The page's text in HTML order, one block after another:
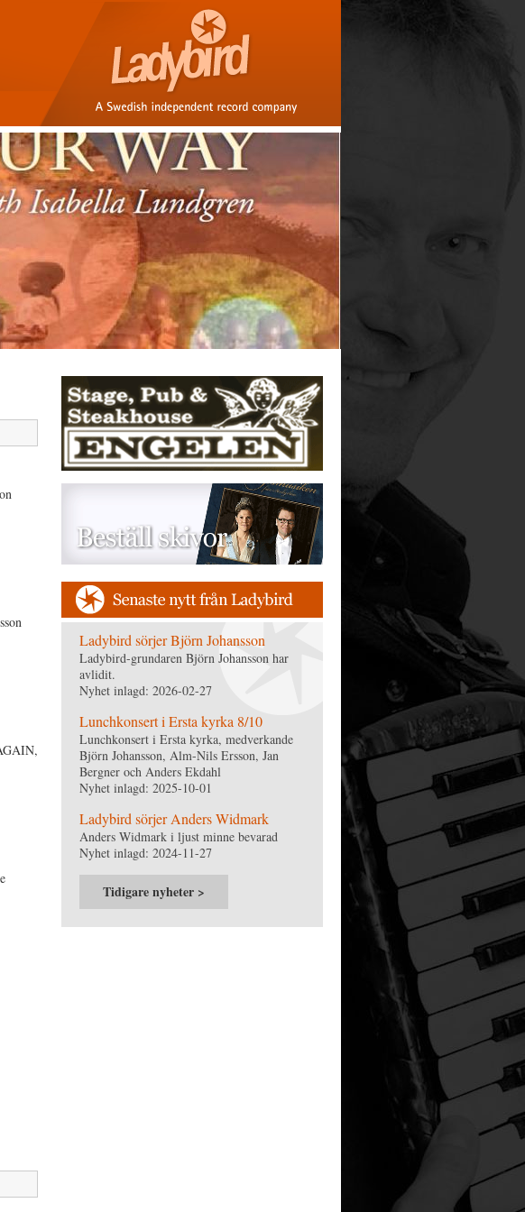
Ladybird sörjer Björn Johansson
Ladybird-grundaren Björn Johansson har
avlidit.
Nyhet inlagd: 2026-02-27
Lunchkonsert i Ersta kyrka 8/10
Lunchkonsert i Ersta kyrka, medverkande
Björn Johansson, Alm-Nils Ersson, Jan
Bergner och Anders Ekdahl
Nyhet inlagd: 2025-10-01
Ladybird sörjer Anders Widmark
Anders Widmark i ljust minne bevarad
Nyhet inlagd: 2024-11-27
Tidigare nyheter >